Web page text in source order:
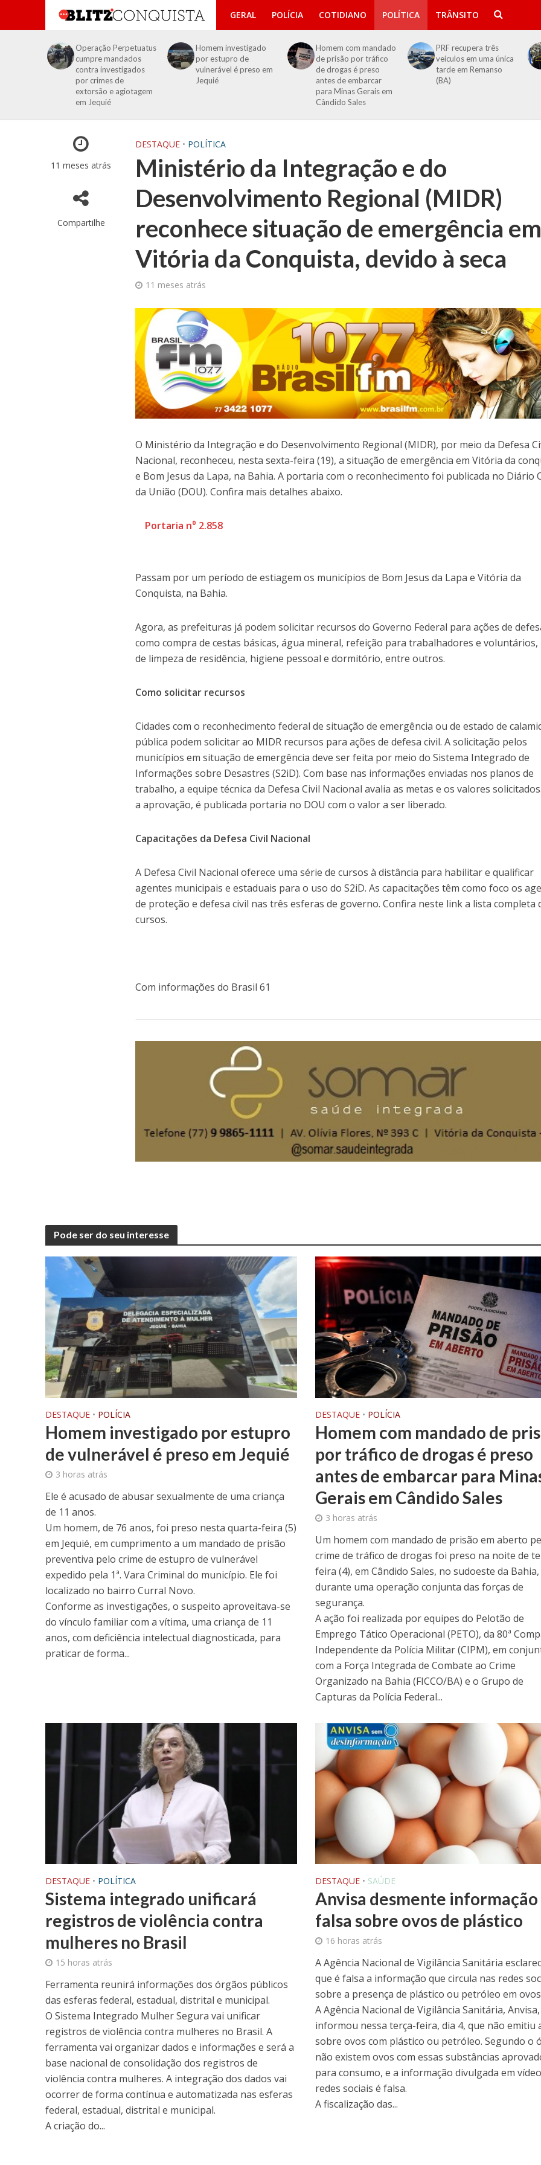
GERAL POLÍCIA COTIDIANO POLÍTICA TRÂNSITO
Operação Perpetuatus
cumpre mandados
contra investigados
por crimes de
extorsão e agiotagem
em Jequié
Homem investigado
por estupro de
vulnerável é preso em
Jequié
Homem com mandado
de prisão por tráfico
de drogas é preso
antes de embarcar
para Minas Gerais em
Cândido Sales
PRF recupera três
veículos em uma única
tarde em Remanso
(BA)
11 meses atrás
Compartilhe
DESTAQUE • POLÍTICA
Ministério da Integração e do
Desenvolvimento Regional (MIDR)
reconhece situação de emergência em
Vitória da Conquista, devido à seca
11 meses atrás
O Ministério da Integração e do Desenvolvimento Regional (MIDR), por meio da Defesa
Nacional, reconheceu, nesta sexta-feira (19), a situação de emergência em Vitória da
e Bom Jesus da Lapa, na Bahia. A portaria com o reconhecimento foi publicada no Diário
da União (DOU). Confira mais detalhes abaixo.
Portaria n⁰ 2.858
Passam por um período de estiagem os municípios de Bom Jesus da Lapa e Vitória da
Conquista, na Bahia.
Agora, as prefeituras já podem solicitar recursos do Governo Federal para ações de
como compra de cestas básicas, água mineral, refeição para trabalhadores e voluntários,
de limpeza de residência, higiene pessoal e dormitório, entre outros.
Como solicitar recursos
Cidades com o reconhecimento federal de situação de emergência ou de estado de
pública podem solicitar ao MIDR recursos para ações de defesa civil. A solicitação pelos
municípios em situação de emergência deve ser feita por meio do Sistema Integrado de
Informações sobre Desastres (S2iD). Com base nas informações enviadas nos planos de
trabalho, a equipe técnica da Defesa Civil Nacional avalia as metas e os valores
a aprovação, é publicada portaria no DOU com o valor a ser liberado.
Capacitações da Defesa Civil Nacional
A Defesa Civil Nacional oferece uma série de cursos à distância para habilitar e qualificar
agentes municipais e estaduais para o uso do S2iD. As capacitações têm como foco os
de proteção e defesa civil nas três esferas de governo. Confira neste link a lista completa
cursos.
Com informações do Brasil 61
Pode ser do seu interesse
DESTAQUE • POLÍCIA
Homem investigado por estupro
de vulnerável é preso em Jequié
3 horas atrás
Ele é acusado de abusar sexualmente de uma criança
de 11 anos.
Um homem, de 76 anos, foi preso nesta quarta-feira (5)
em Jequié, em cumprimento a um mandado de prisão
preventiva pelo crime de estupro de vulnerável
expedido pela 1ª. Vara Criminal do município. Ele foi
localizado no bairro Curral Novo.
Conforme as investigações, o suspeito aproveitava-se
do vínculo familiar com a vítima, uma criança de 11
anos, com deficiência intelectual diagnosticada, para
praticar de forma...
DESTAQUE • POLÍCIA
Homem com mandado de
por tráfico de drogas é preso
antes de embarcar para
Gerais em Cândido Sales
3 horas atrás
Um homem com mandado de prisão em aberto
crime de tráfico de drogas foi preso na noite de
feira (4), em Cândido Sales, no sudoeste da Bahia,
durante uma operação conjunta das forças de
segurança.
A ação foi realizada por equipes do Pelotão de
Emprego Tático Operacional (PETO), da 80ª
Independente da Polícia Militar (CIPM), em
com a Força Integrada de Combate ao Crime
Organizado na Bahia (FICCO/BA) e o Grupo de
Capturas da Polícia Federal...
DESTAQUE • POLÍTICA
Sistema integrado unificará
registros de violência contra
mulheres no Brasil
15 horas atrás
Ferramenta reunirá informações dos órgãos públicos
das esferas federal, estadual, distrital e municipal.
O Sistema Integrado Mulher Segura vai unificar
registros de violência contra mulheres no Brasil. A
ferramenta vai organizar dados e informações e será a
base nacional de consolidação dos registros de
violência contra mulheres. A integração dos dados vai
ocorrer de forma contínua e automatizada nas esferas
federal, estadual, distrital e municipal.
A criação do...
DESTAQUE • SAÚDE
Anvisa desmente informação
falsa sobre ovos de plástico
16 horas atrás
A Agência Nacional de Vigilância Sanitária
que é falsa a informação que circula nas redes
sobre a presença de plástico ou petróleo em
A Agência Nacional de Vigilância Sanitária, Anvisa,
informou nessa terça-feira, dia 4, que não emitiu
sobre ovos com plástico ou petróleo. Segundo o
não existem ovos com essas substâncias
para consumo, e a informação divulgada em
redes sociais é falsa.
A fiscalização das...